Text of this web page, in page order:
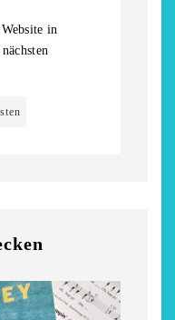
in